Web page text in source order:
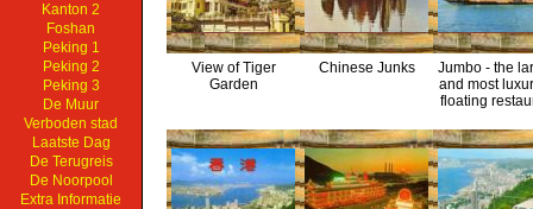
Kanton 2
Foshan
Peking 1
Peking 2
Peking 3
De Muur
Verboden stad
Laatste Dag
De Terugreis
De Noorpool
Extra Informatie
View of Tiger
Garden
Chinese Junks
Jumbo - the
and most
floating